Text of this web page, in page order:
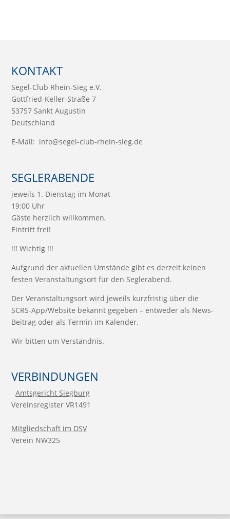
KONTAKT
Segel-Club Rhein-Sieg e.V.
Gottfried-Keller-Straße 7
53757 Sankt Augustin
Deutschland
E-Mail: info@segel-club-rhein-sieg.de
SEGLERABENDE
jeweils 1. Dienstag im Monat
19:00 Uhr
Gäste herzlich willkommen,
Eintritt frei!
!!! Wichtig !!!
Aufgrund der aktuellen Umstände gibt es derzeit keinen
festen Veranstaltungsort für den Seglerabend.
Der Veranstaltungsort wird jeweils kurzfristig über die
SCRS-App/Website bekannt gegeben – entweder als News-
Beitrag oder als Termin im Kalender.
Wir bitten um Verständnis.
VERBINDUNGEN
Amtsgericht Siegburg
Vereinsregister VR1491
Mitgliedschaft im DSV
Verein NW325